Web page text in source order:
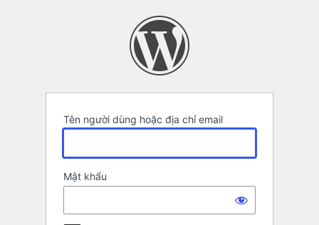
Tên người dùng hoặc địa chỉ email
Mật khẩu